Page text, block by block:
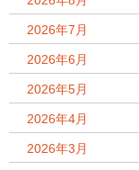
2026年7月
2026年6月
2026年5月
2026年4月
2026年3月